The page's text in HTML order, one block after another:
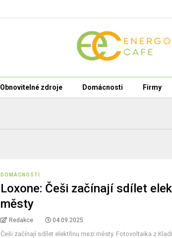
Obnovitelné zdroje Domácnosti Firmy
DOMÁCNOSTI
Loxone: Češi začínají sdílet
městy
Redakce 04.09.2025
Češi začínají sdílet elektřinu mezi městy. Fotovoltaika z